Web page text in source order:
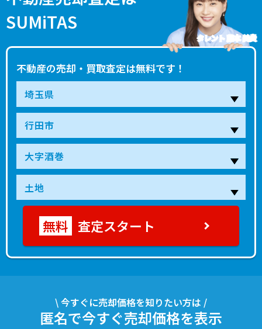
SUMiTAS
不動産の売却・買取査定は無料です！
タレント 藤本 美貴
査定スタート
\ 今すぐに売却価格を知りたい方は /
匿名で今すぐ売却価格を表示